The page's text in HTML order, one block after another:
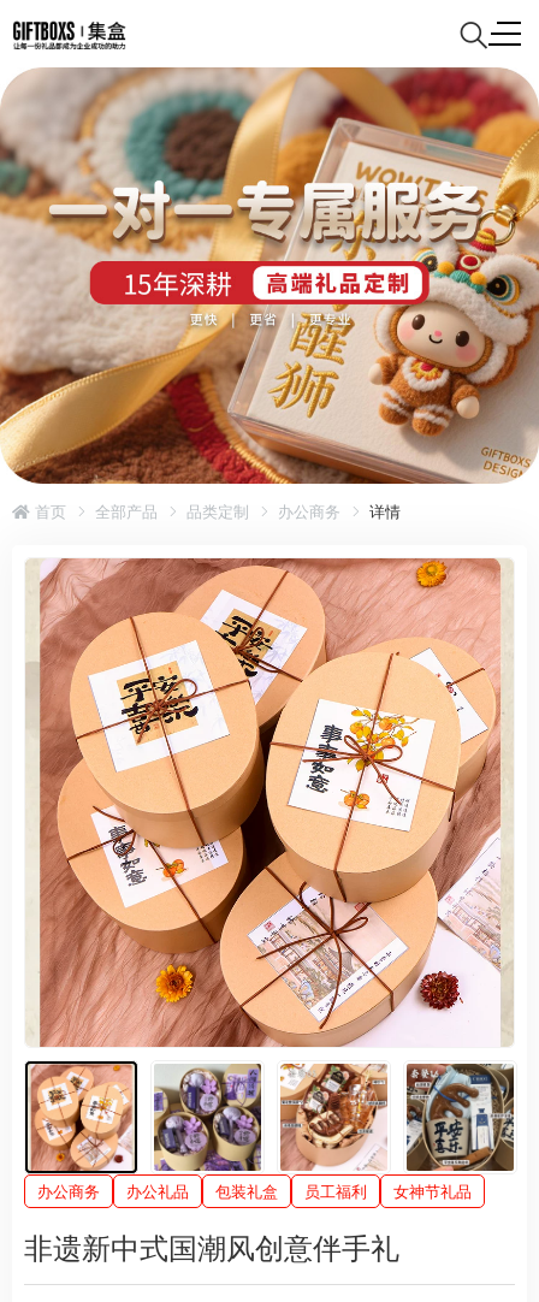
首页 全部产品 品类定制 办公商务 详情
办公商务 办公礼品 包装礼盒 员工福利 女神节礼品
非遗新中式国潮风创意伴手礼